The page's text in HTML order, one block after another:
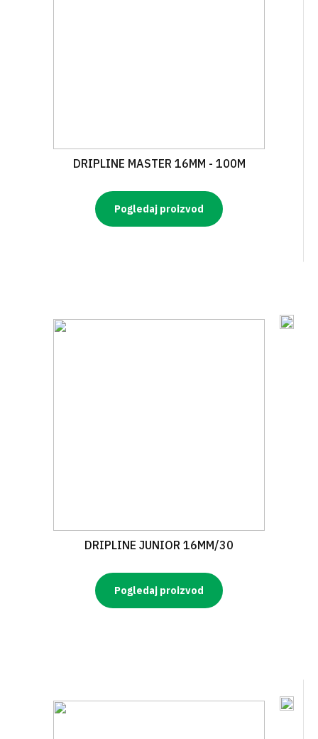
DRIPLINE MASTER 16MM - 100M
Pogledaj proizvod
DRIPLINE JUNIOR 16MM/30
Pogledaj proizvod